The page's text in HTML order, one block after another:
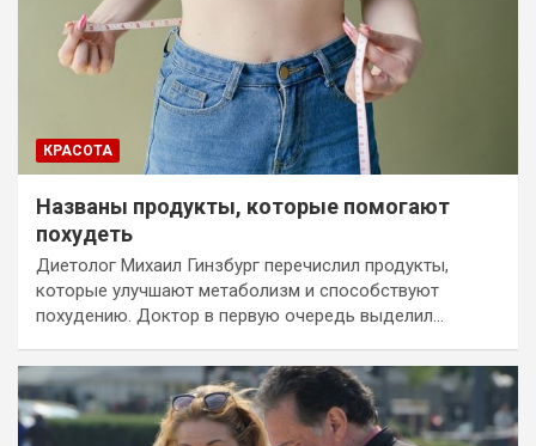
КРАСОТА
Названы продукты, которые помогают
похудеть
Диетолог Михаил Гинзбург перечислил продукты,
которые улучшают метаболизм и способствуют
похудению. Доктор в первую очередь выделил…